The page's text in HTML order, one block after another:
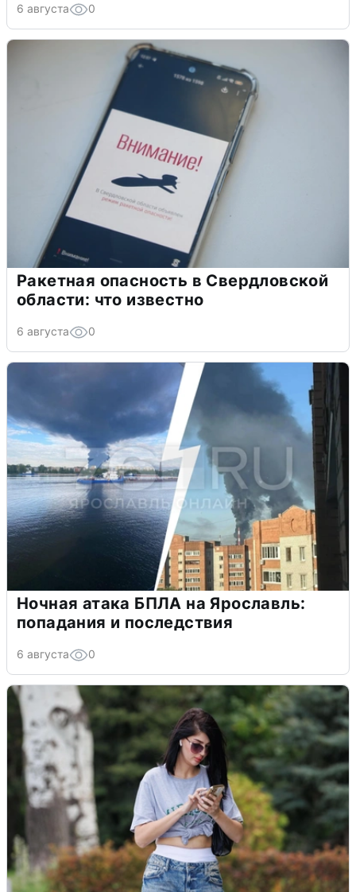
6 августа 0
Ракетная опасность в Свердловской
области: что известно
6 августа 0
Ночная атака БПЛА на Ярославль:
попадания и последствия
6 августа 0